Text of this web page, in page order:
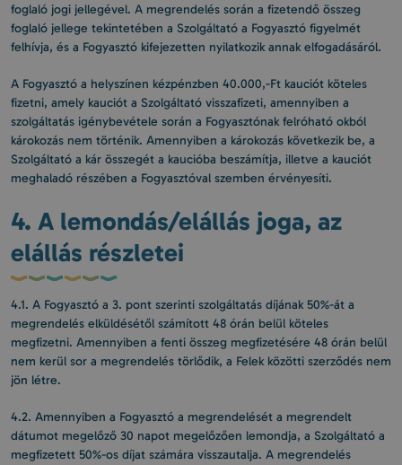
foglaló jogi jellegével. A megrendelés során a fizetendő összeg
foglaló jellege tekintetében a Szolgáltató a Fogyasztó figyelmét
felhívja, és a Fogyasztó kifejezetten nyilatkozik annak elfogadásáról.
A Fogyasztó a helyszínen kézpénzben 40.000,-Ft kauciót köteles
fizetni, amely kauciót a Szolgáltató visszafizeti, amennyiben a
szolgáltatás igénybevétele során a Fogyasztónak felróható okból
károkozás nem történik. Amennyiben a károkozás következik be, a
Szolgáltató a kár összegét a kaucióba beszámítja, illetve a kauciót
meghaladó részében a Fogyasztóval szemben érvényesíti.
4. A lemondás/elállás joga, az
elállás részletei
4.1. A Fogyasztó a 3. pont szerinti szolgáltatás díjának 50%-át a
megrendelés elküldésétől számított 48 órán belül köteles
megfizetni. Amennyiben a fenti összeg megfizetésére 48 órán belül
nem kerül sor a megrendelés törlődik, a Felek közötti szerződés nem
jön létre.
4.2. Amennyiben a Fogyasztó a megrendelését a megrendelt
dátumot megelőző 30 napot megelőzően lemondja, a Szolgáltató a
megfizetett 50%-os díjat számára visszautalja. A megrendelés